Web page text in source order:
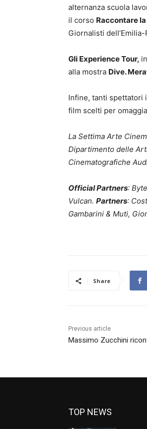
alternanza scuola
il corso Raccontare
Giornalisti dell’Emilia-
Gli Experience Tour,
alla mostra Dive.
Infine, tanti spettatori
film scelti per
La Settima Arte
Dipartimento delle
Cinematografiche
Official Partners:
Vulcan. Partners:
Gambarini & Muti,
Share
Previous article
Massimo Zucchini
TOP NEWS